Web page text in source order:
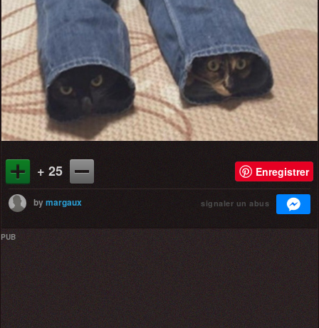
+ 25 Enregistrer
bymargaux signaler un abus
PUB